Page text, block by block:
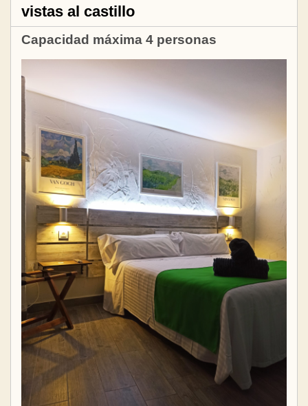
vistas al castillo
Capacidad máxima 4 personas